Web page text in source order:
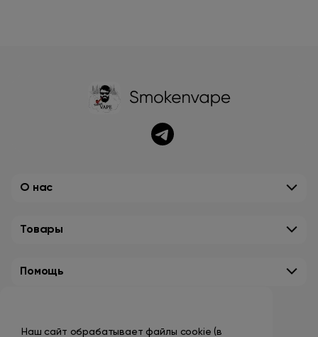
Наш сайт обрабатывает файлы cookie (в
О нас
Товары
Помощь